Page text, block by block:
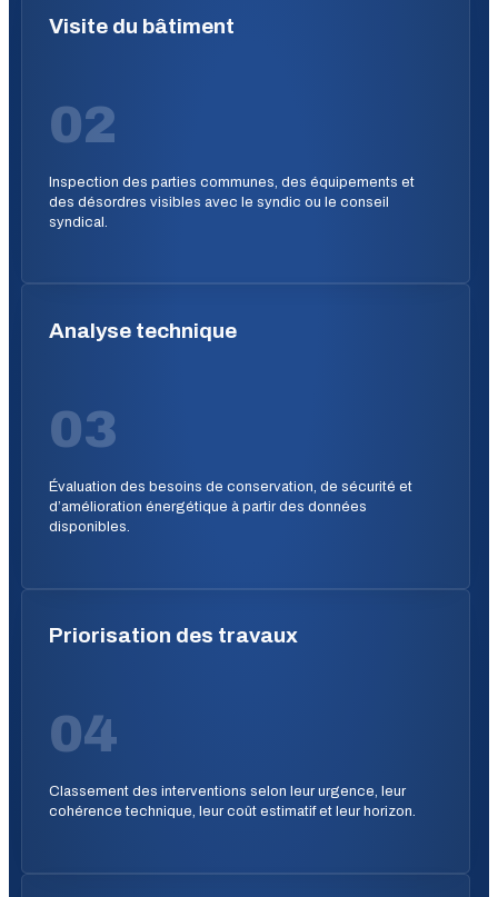
Visite du bâtiment
02
Inspection des parties communes, des équipements et
des désordres visibles avec le syndic ou le conseil
syndical.
Analyse technique
03
Évaluation des besoins de conservation, de sécurité et
d’amélioration énergétique à partir des données
disponibles.
Priorisation des travaux
04
Classement des interventions selon leur urgence, leur
cohérence technique, leur coût estimatif et leur horizon.